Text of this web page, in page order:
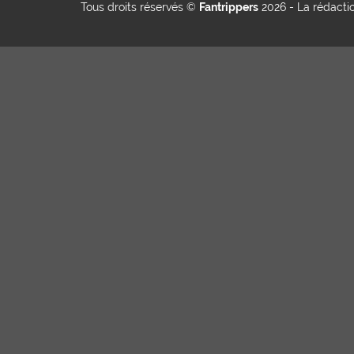
Tous droits réservés © Fantrippers 2026 - La